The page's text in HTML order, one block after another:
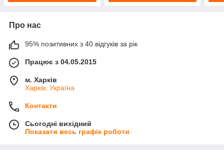
Про нас
95% позитивних з 40 відгуків за рік
Працює з 04.05.2015
м. Харків
Харків, Україна
Контакти
Сьогодні вихідний
Показати весь графік роботи